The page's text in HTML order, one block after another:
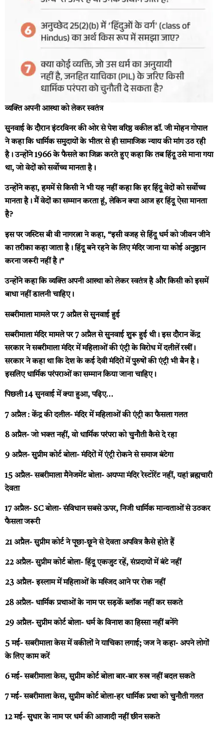
व्यक्ति अपनी आस्था को लेकर स्वतंत्र
सुनवाई के दौरान इंटरविनर की ओर से पेश वरिष्ठ वकील डॉ. जी मोहन गोपाल
ने कहा कि धार्मिक समुदायों के भीतर से ही सामाजिक न्याय की मांग उठ रही
है। उन्होंने 1966 के फैसले का जिक्र करते हुए कहा कि तब हिंदू उसे माना गया
था, जो वेदों को सर्वोच्च मानता है।
उन्होंने कहा, हममें से किसी ने भी यह नहीं कहा कि हर हिंदू वेदों को सर्वोच्च
मानता है। मैं वेदों का सम्मान करता हूं, लेकिन क्या आज हर हिंदू ऐसा मानता
है?
इस पर जस्टिस बी वी नागरत्ना ने कहा, “इसी वजह से हिंदू धर्म को जीवन जीने
का तरीका कहा जाता है। हिंदू बने रहने के लिए मंदिर जाना या कोई अनुष्ठान
करना जरूरी नहीं है।”
उन्होंने कहा कि व्यक्ति अपनी आस्था को लेकर स्वतंत्र है और किसी को इसमें
बाधा नहीं डालनी चाहिए।
सबरीमाला मामले पर 7 अप्रैल से सुनवाई हुई
सबरीमाला मंदिर मामले पर 7 अप्रैल से सुनवाई शुरू हुई थी। इस दौरान केंद्र
सरकार ने सबरीमाला मंदिर में महिलाओं की एंट्री के विरोध में दलीलें रखीं।
सरकार ने कहा था कि देश के कई देवी मंदिरों में पुरुषों की एंट्री भी बैन है।
इसलिए धार्मिक परंपराओं का सम्मान किया जाना चाहिए।
पिछली 14 सुनवाई में क्या हुआ, पढ़िए…
7 अप्रैल : केंद्र की दलील- मंदिर में महिलाओं की एंट्री का फैसला गलत
8 अप्रैल- जो भक्त नहीं, वो धार्मिक परंपरा को चुनौती कैसे दे रहा
9 अप्रैल- सुप्रीम कोर्ट बोला- मंदिरों में एंट्री रोकने से समाज बंटेगा
15 अप्रैल- सबरीमाला मैनेजमेंट बोला- अयप्पा मंदिर रेस्टोरेंट नहीं, यहां ब्रह्मचारी
देवता
17 अप्रैल- SC बोला- संविधान सबसे ऊपर, निजी धार्मिक मान्यताओं से उठकर
फैसला जरूरी
21 अप्रैल- सुप्रीम कोर्ट ने पूछा-छूने से देवता अपवित्र कैसे होते हैं
22 अप्रैल- सुप्रीम कोर्ट बोला- हिंदू एकजुट रहें, संप्रदायों में बंटे नहीं
23 अप्रैल- इस्लाम में महिलाओं के मस्जिद आने पर रोक नहीं
28 अप्रैल- धार्मिक प्रथाओं के नाम पर सड़कें ब्लॉक नहीं कर सकते
29 अप्रैल- सुप्रीम कोर्ट बोला- धर्म के विनाश का हिस्सा नहीं बनेंगे
5 मई- सबरीमाला केस में वकीलों ने याचिका लगाई; जज ने कहा- अपने लोगों
के लिए काम करें
6 मई- सबरीमाला केस, सुप्रीम कोर्ट बोला बार-बार रुख नहीं बदल सकते
7 मई- सबरीमाला केस, सुप्रीम कोर्ट बोला-हर धार्मिक प्रथा को चुनौती गलत
12 मई- सुधार के नाम पर धर्म की आजादी नहीं छीन सकते